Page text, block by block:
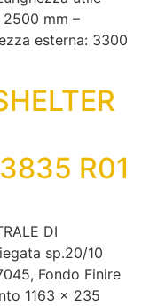
mm –
esterna: 3300
R01
DI
sp.20/10
Fondo Finire
1163 x 235